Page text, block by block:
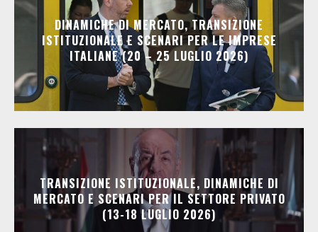
DINAMICHE DI MERCATO, TRANSIZIONE
ISTITUZIONALE E SCENARI PER LE IMPRESE
ITALIANE (20 – 25 LUGLIO 2026)
TRANSIZIONE ISTITUZIONALE, DINAMICHE DI
MERCATO E SCENARI PER IL SETTORE PRIVATO
(13-18 LUGLIO 2026)